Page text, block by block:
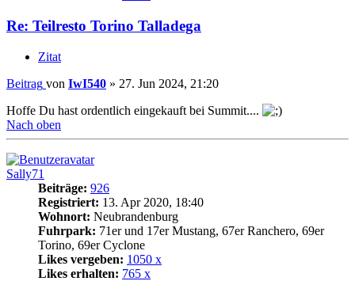
Re: Teilresto Torino Talladega
Zitat
Beitrag von IwI540 » 27. Jun 2024, 21:20
Hoffe Du hast ordentlich eingekauft bei Summit....
Nach oben
Sally71
Beiträge: 926
Registriert: 13. Apr 2020, 18:40
Wohnort: Neubrandenburg
Fuhrpark: 71er und 17er Mustang, 67er Ranchero, 69er
Torino, 69er Cyclone
Likes vergeben: 1050 x
Likes erhalten: 765 x